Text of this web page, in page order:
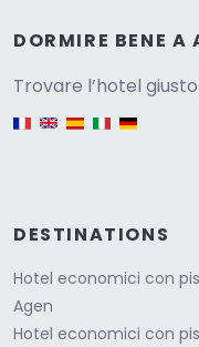
DORMIRE BENE A
Trovare l’hotel
DESTINATIONS
Hotel economici con
Agen
Hotel economici con